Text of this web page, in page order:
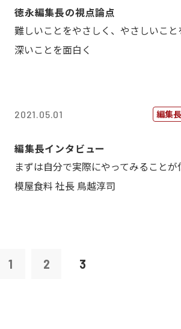
徳永編集長の視点論点
難しいことをやさしく、やさしいこと
深いことを面白く
2021.05.01 編集
編集長インタビュー
まずは自分で実際にやってみること
模屋食料 社長 鳥越淳司
1 2 3